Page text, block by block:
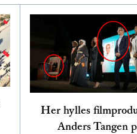
Her hylles
Anders Tangen